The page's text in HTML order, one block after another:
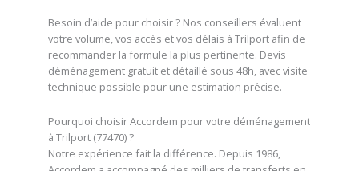
Besoin d’aide pour choisir ? Nos conseillers évaluent
votre volume, vos accès et vos délais à Trilport afin de
recommander la formule la plus pertinente. Devis
déménagement gratuit et détaillé sous 48h, avec visite
technique possible pour une estimation précise.
Pourquoi choisir Accordem pour votre déménagement
à Trilport (77470) ?
Notre expérience fait la différence. Depuis 1986,